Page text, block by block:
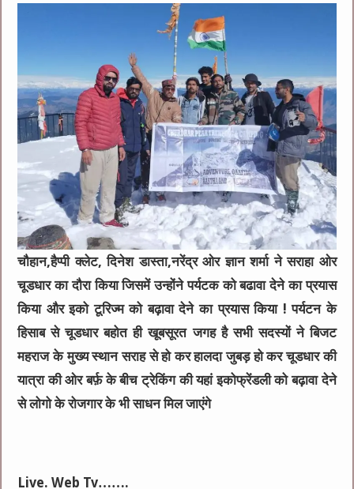
चौहान,हैप्पी क्लेट, दिनेश डास्ता,नरेंद्र ओर ज्ञान शर्मा ने सराहा ओर
चूडधार का दौरा किया जिसमें उन्होंने पर्यटक को बढावा देने का प्रयास
किया और इको टूरिज्म को बढ़ावा देने का प्रयास किया ! पर्यटन के
हिसाब से चूडधार बहोत ही खूबसूरत जगह है सभी सदस्यों ने बिजट
महराज के मुख्य स्थान सराह से हो कर हालदा जुबड़ हो कर चूडधार की
यात्रा की ओर बर्फ़ के बीच ट्रेकिंग की यहां इकोफ्रेंडली को बढ़ावा देने
से लोगो के रोजगार के भी साधन मिल जाएंगे
Live. Web Tv…….